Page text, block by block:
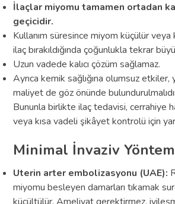
İlaçlar miyomu tamamen ortadan
geçicidir.
Kullanım süresince miyom küçülür veya
ilaç bırakıldığında çoğunlukla tekrar
Uzun vadede kalıcı çözüm sağlamaz.
Ayrıca kemik sağlığına olumsuz
maliyet de göz önünde
Bununla birlikte ilaç tedavisi, cerrahiye
veya kısa vadeli şikâyet kontrolü için
Minimal İnvaziv
Uterin arter embolizasyonu (UAE):
miyomu besleyen damarları tıkamak